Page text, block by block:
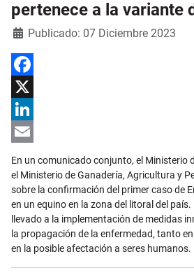
pertenece a la variante
Detalles
Publicado: 07 Diciembre 2023
Facebook
X
LinkedIn
En un comunicado conjunto, el Ministerio
el Ministerio de Ganadería, Agricultura y
sobre la confirmación del primer caso de
en un equino en la zona del litoral del
llevado a la implementación de medidas
la propagación de la enfermedad, tanto
en la posible afectación a seres humanos.